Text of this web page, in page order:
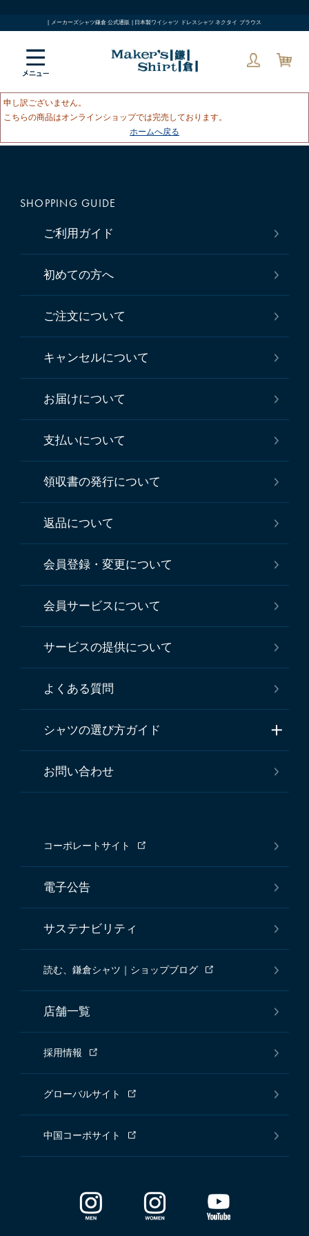
| メーカーズシャツ鎌倉 公式通販 | 日本製ワイシャツ ドレスシャツ ネクタイ ブラウス
申し訳ございません。
こちらの商品はオンラインショップでは完売しております。
ホームへ戻る
SHOPPING GUIDE
ご利用ガイド
初めての方へ
ご注文について
キャンセルについて
お届けについて
支払いについて
領収書の発行について
返品について
会員登録・変更について
会員サービスについて
サービスの提供について
よくある質問
シャツの選び方ガイド
お問い合わせ
コーポレートサイト
電子公告
サステナビリティ
読む、鎌倉シャツ｜ショップブログ
店舗一覧
採用情報
グローバルサイト
中国コーポサイト